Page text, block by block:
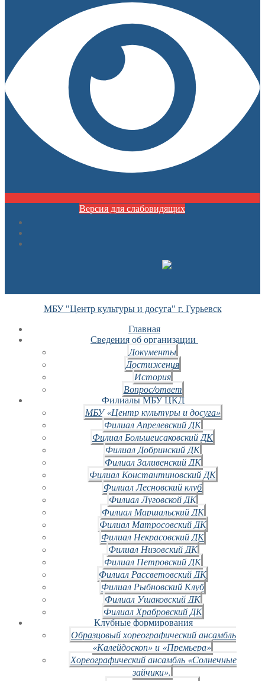
Версия для слабовидящих
МБУ "Центр культуры и досуга" г. Гурьевск
Главная
Сведения об организации
Документы
Достижения
История
Вопрос/ответ
Филиалы МБУ ЦКД
МБУ «Центр культуры и досуга»
Филиал Апрелевский ДК
Филиал Большеисаковский ДК
Филиал Добринский ДК
Филиал Заливенский ДК
Филиал Константиновский ДК
Филиал Лесновский клуб
Филиал Луговской ДК
Филиал Маршальский ДК
Филиал Матросовский ДК
Филиал Некрасовский ДК
Филиал Низовский ДК
Филиал Петровский ДК
Филиал Рассветовский ДК
Филиал Рыбновский Клуб
Филиал Ушаковский ДК
Филиал Храбровский ДК
Клубные формирования
Образцовый хореографический ансамбль
«Калейдоскоп» и «Премьера»
Хореографический ансамбль «Солнечные
зайчики».